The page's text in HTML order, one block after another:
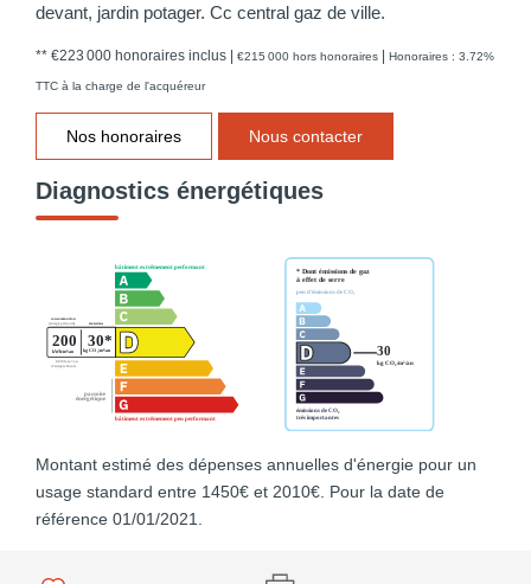
devant, jardin potager. Cc central gaz de ville.
** €223 000 honoraires inclus | €215 000 hors honoraires | Honoraires : 3.72%
TTC à la charge de l'acquéreur
Nos honoraires Nous contacter
Diagnostics énergétiques
Montant estimé des dépenses annuelles d'énergie pour un
usage standard entre 1450€ et 2010€. Pour la date de
référence 01/01/2021.